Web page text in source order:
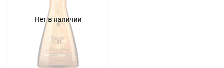
Нет в наличии